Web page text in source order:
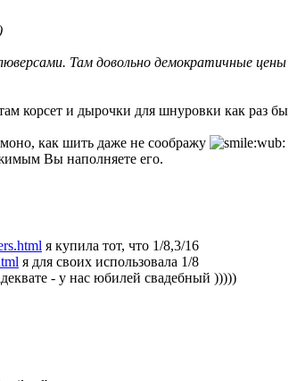
Там довольно демократичные цены
корсет и дырочки для шнуровки как раз бы
как шить даже не соображу
Вы наполняете его.
я купила тот, что 1/8,3/16
я для своих использовала 1/8
- у нас юбилей свадебный )))))